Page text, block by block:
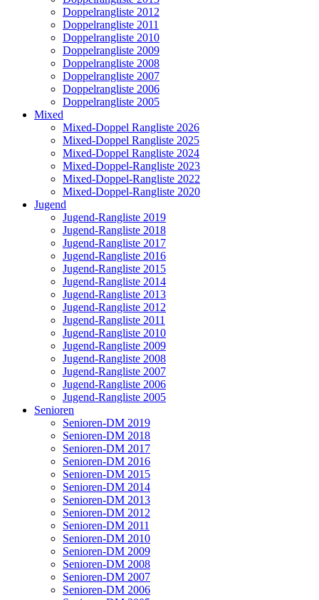
Doppelrangliste 2012
Doppelrangliste 2011
Doppelrangliste 2010
Doppelrangliste 2009
Doppelrangliste 2008
Doppelrangliste 2007
Doppelrangliste 2006
Doppelrangliste 2005
Mixed
Mixed-Doppel Rangliste 2026
Mixed-Doppel Rangliste 2025
Mixed-Doppel Rangliste 2024
Mixed-Doppel-Rangliste 2023
Mixed-Doppel-Rangliste 2022
Mixed-Doppel-Rangliste 2020
Jugend
Jugend-Rangliste 2019
Jugend-Rangliste 2018
Jugend-Rangliste 2017
Jugend-Rangliste 2016
Jugend-Rangliste 2015
Jugend-Rangliste 2014
Jugend-Rangliste 2013
Jugend-Rangliste 2012
Jugend-Rangliste 2011
Jugend-Rangliste 2010
Jugend-Rangliste 2009
Jugend-Rangliste 2008
Jugend-Rangliste 2007
Jugend-Rangliste 2006
Jugend-Rangliste 2005
Senioren
Senioren-DM 2019
Senioren-DM 2018
Senioren-DM 2017
Senioren-DM 2016
Senioren-DM 2015
Senioren-DM 2014
Senioren-DM 2013
Senioren-DM 2012
Senioren-DM 2011
Senioren-DM 2010
Senioren-DM 2009
Senioren-DM 2008
Senioren-DM 2007
Senioren-DM 2006